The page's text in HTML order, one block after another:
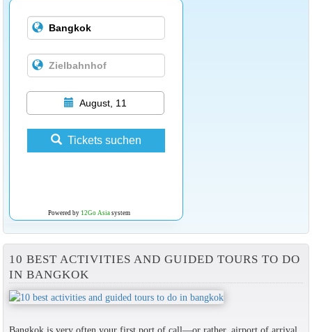
August, 11
Tickets suchen
Powered by 12Go Asiasystem
10 BEST ACTIVITIES AND GUIDED TOURS TO DO
IN BANGKOK